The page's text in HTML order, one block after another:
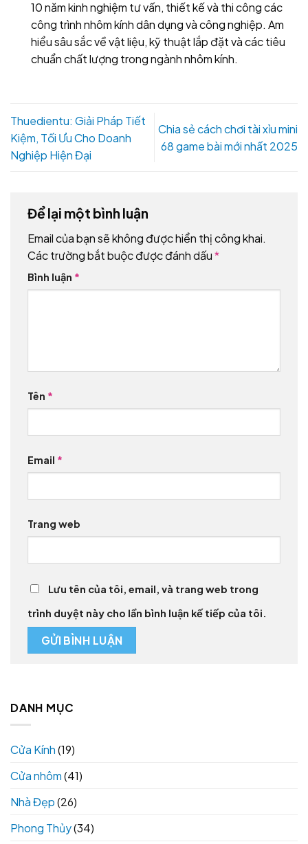
10 năm kinh nghiệm tư vấn, thiết kế và thi công các
công trình nhôm kính dân dụng và công nghiệp. Am
hiểu sâu sắc về vật liệu, kỹ thuật lắp đặt và các tiêu
chuẩn chất lượng trong ngành nhôm kính.
Thuedientu: Giải Pháp Tiết
Kiệm, Tối Ưu Cho Doanh
Nghiệp Hiện Đại
Chia sẻ cách chơi tài xỉu mini
68 game bài mới nhất 2025
Để lại một bình luận
Email của bạn sẽ không được hiển thị công khai.
Các trường bắt buộc được đánh dấu*
Bình luận *
Tên *
Email *
Trang web
Lưu tên của tôi, email, và trang web trong
trình duyệt này cho lần bình luận kế tiếp của tôi.
DANH MỤC
Cửa Kính(19)
Cửa nhôm(41)
Nhà Đẹp(26)
Phong Thủy(34)